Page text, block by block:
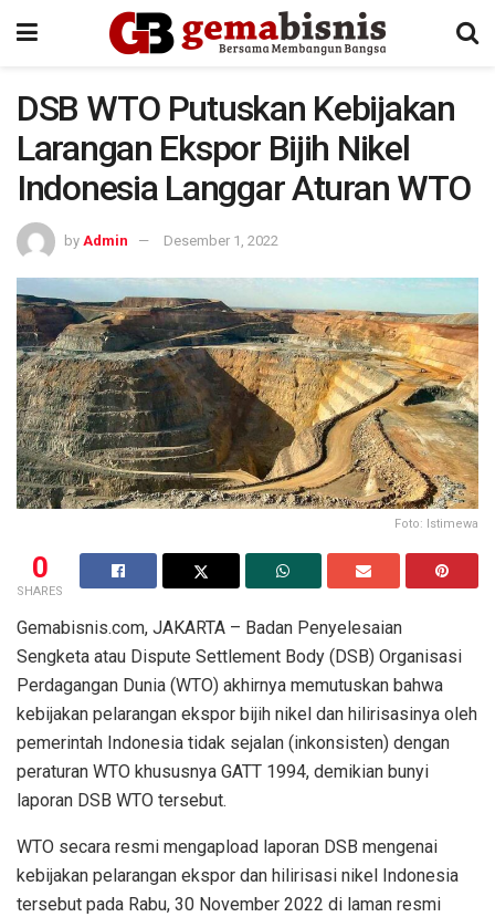
DSB WTO Putuskan Kebijakan
Larangan Ekspor Bijih Nikel
Indonesia Langgar Aturan WTO
by Admin Desember 1, 2022
Foto: Istimewa
0
SHARES
Gemabisnis.com, JAKARTA – Badan Penyelesaian
Sengketa atau Dispute Settlement Body (DSB) Organisasi
Perdagangan Dunia (WTO) akhirnya memutuskan bahwa
kebijakan pelarangan ekspor bijih nikel dan hilirisasinya oleh
pemerintah Indonesia tidak sejalan (inkonsisten) dengan
peraturan WTO khususnya GATT 1994, demikian bunyi
laporan DSB WTO tersebut.
WTO secara resmi mengapload laporan DSB mengenai
kebijakan pelarangan ekspor dan hilirisasi nikel Indonesia
tersebut pada Rabu, 30 November 2022 di laman resmi